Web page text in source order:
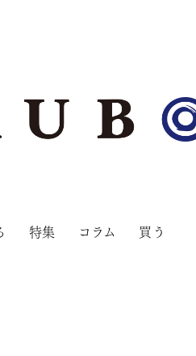
特集 コラム 買う